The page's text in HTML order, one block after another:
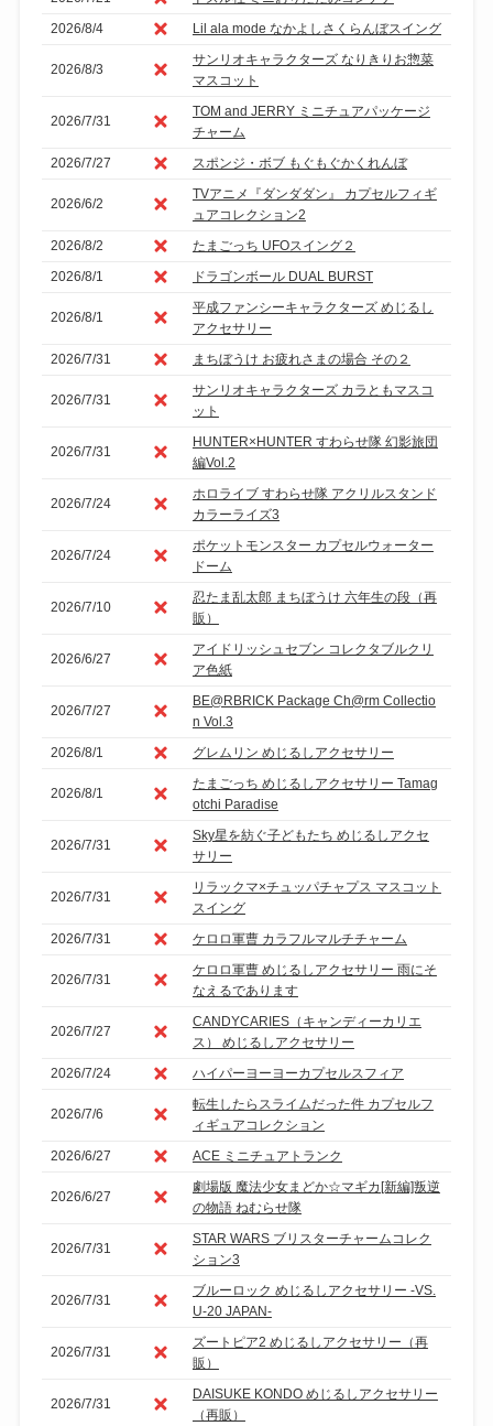
2026/8/4
Lil ala mode なかよしさくらんぼスイング
2026/8/3
サンリオキャラクターズ なりきりお惣菜
マスコット
2026/7/31
TOM and JERRY ミニチュアパッケージ
チャーム
2026/7/27
スポンジ・ボブ もぐもぐかくれんぼ
2026/6/2
TVアニメ『ダンダダン』 カプセルフィギ
ュアコレクション2
2026/8/2
たまごっち UFOスイング２
2026/8/1
ドラゴンボール DUAL BURST
2026/8/1
平成ファンシーキャラクターズ めじるし
アクセサリー
2026/7/31
まちぼうけ お疲れさまの場合 その２
2026/7/31
サンリオキャラクターズ カラともマスコ
ット
2026/7/31
HUNTER×HUNTER すわらせ隊 幻影旅団
編Vol.2
2026/7/24
ホロライブ すわらせ隊 アクリルスタンド
カラーライズ3
2026/7/24
ポケットモンスター カプセルウォーター
ドーム
2026/7/10
忍たま乱太郎 まちぼうけ 六年生の段（再
販）
2026/6/27
アイドリッシュセブン コレクタブルクリ
ア色紙
2026/7/27
BE@RBRICK Package Ch@rm Collectio
n Vol.3
2026/8/1
グレムリン めじるしアクセサリー
2026/8/1
たまごっち めじるしアクセサリー Tamag
otchi Paradise
2026/7/31
Sky星を紡ぐ子どもたち めじるしアクセ
サリー
2026/7/31
リラックマ×チュッパチャプス マスコット
スイング
2026/7/31
ケロロ軍曹 カラフルマルチチャーム
2026/7/31
ケロロ軍曹 めじるしアクセサリー 雨にそ
なえるであります
2026/7/27
CANDYCARIES（キャンディーカリエ
ス） めじるしアクセサリー
2026/7/24
ハイパーヨーヨーカプセルスフィア
2026/7/6
転生したらスライムだった件 カプセルフ
ィギュアコレクション
2026/6/27
ACE ミニチュアトランク
2026/6/27
劇場版 魔法少女まどか☆マギカ[新編]叛逆
の物語 ねむらせ隊
2026/7/31
STAR WARS ブリスターチャームコレク
ション3
2026/7/31
ブルーロック めじるしアクセサリー -VS.
U-20 JAPAN-
2026/7/31
ズートピア2 めじるしアクセサリー（再
販）
2026/7/31
DAISUKE KONDO めじるしアクセサリー
（再販）